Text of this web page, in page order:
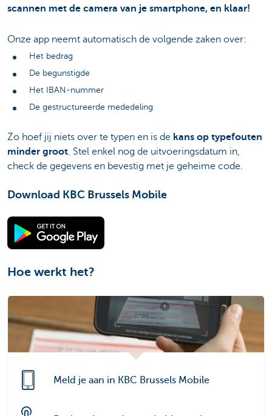
scannen met de camera van je smartphone, en klaar!
Onze app neemt automatisch de volgende zaken over:
Het bedrag
De begunstigde
Het IBAN-nummer
De gestructureerde mededeling
Zo hoef jij niets over te typen en is de kans op typefouten
minder groot . Stel enkel nog de uitvoeringsdatum in,
check de gegevens en bevestig met je geheime code.
Download KBC Brussels Mobile
Hoe werkt het?
Meld je aan in KBC Brussels Mobile